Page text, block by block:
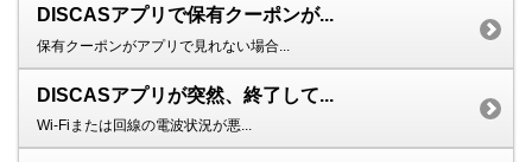
DISCASアプリで保有クーポンが...
保有クーポンがアプリで見れない場合...
DISCASアプリが突然、終了して...
Wi-Fiまたは回線の電波状況が悪...